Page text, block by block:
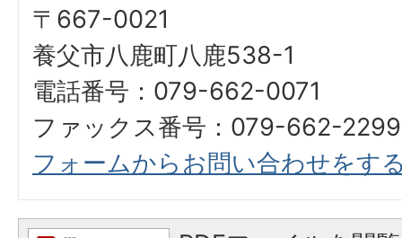
〒667-0021
養父市八鹿町八鹿538-1
電話番号：079-662-0071
ファックス番号：079-662-2299
フォームからお問い合わせをす